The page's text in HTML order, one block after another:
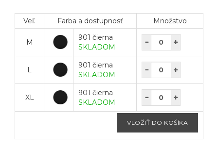
Veľ. Farba a dostupnosť Množstvo
M
901 čierna
SKLADOM
L
901 čierna
SKLADOM
XL
901 čierna
SKLADOM